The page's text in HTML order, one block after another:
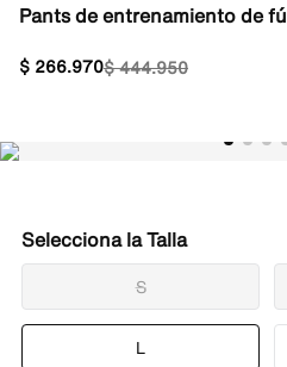
Pants de entrenamiento de
$444.950
$ 266.970
Talla
S
L